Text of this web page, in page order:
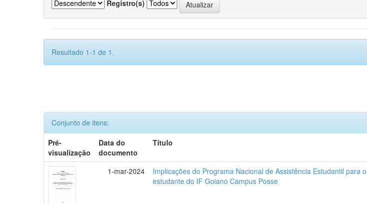
Registro(s)
Resultado 1-1 de 1.
Conjunto de itens:
Pré-
visualização
Data do
documento
Título
1-mar-2024
Implicações do Programa Nacional de Assistência Estudantil para o
estudante do IF Goiano Campus Posse